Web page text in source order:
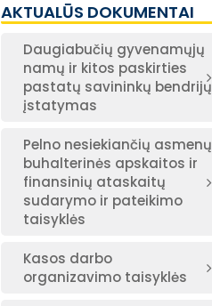
AKTUALŪS DOKUMENTAI
Daugiabučių gyvenamųjų
namų ir kitos paskirties
pastatų savininkų bendrijų
įstatymas
Pelno nesiekiančių asmenų
buhalterinės apskaitos ir
finansinių ataskaitų
sudarymo ir pateikimo
taisyklės
Kasos darbo
organizavimo taisyklės